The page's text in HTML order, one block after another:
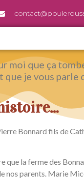
moi que ça
que je vous parle
Bonnard fils de
que la ferme des
nos parents. Marie